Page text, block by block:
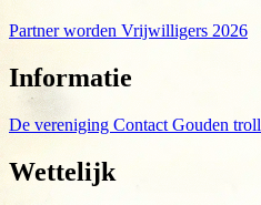
Partner worden Vrijwilligers 2026
Informatie
De vereniging Contact Gouden troll
Wettelijk